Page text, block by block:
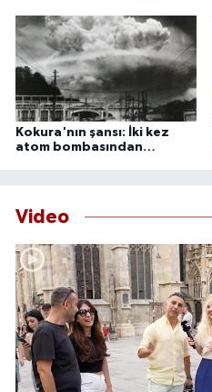
Kokura'nın şansı: İki kez
atom bombasından
Video